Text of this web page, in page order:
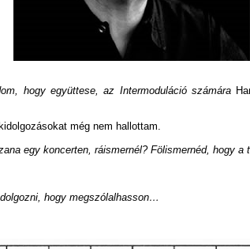
hogy együttese, az Intermoduláció számára
még nem hallottam.
egy koncerten, ráismernél? Fölismernéd, hogy a
hogy megszólalhasson…